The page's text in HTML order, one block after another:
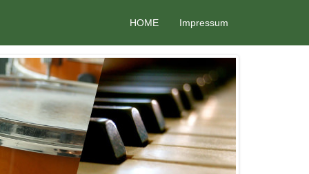
HOME Impressum